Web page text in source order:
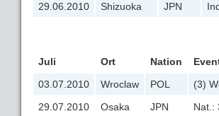
29.06.2010
Shizuoka JPN
Juli Ort Nation
03.07.2010
Wroclaw POL (3)
29.07.2010
Osaka JPN Nat.: